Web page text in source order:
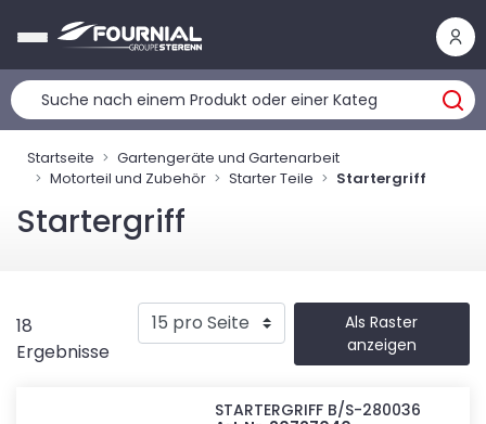
Startseite
Gartengeräte und Gartenarbeit
Motorteil und Zubehör
Starter Teile Startergriff
Startergriff
18
Ergebnisse
Als Raster
anzeigen
STARTERGRIFF B/S-280036